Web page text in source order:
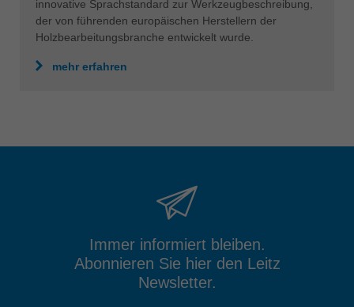
innovative Sprachstandard zur Werkzeugbeschreibung,
der von führenden europäischen Herstellern der
Holzbearbeitungsbranche entwickelt wurde.
mehr erfahren
Immer informiert bleiben.
Abonnieren Sie hier den Leitz
Newsletter.